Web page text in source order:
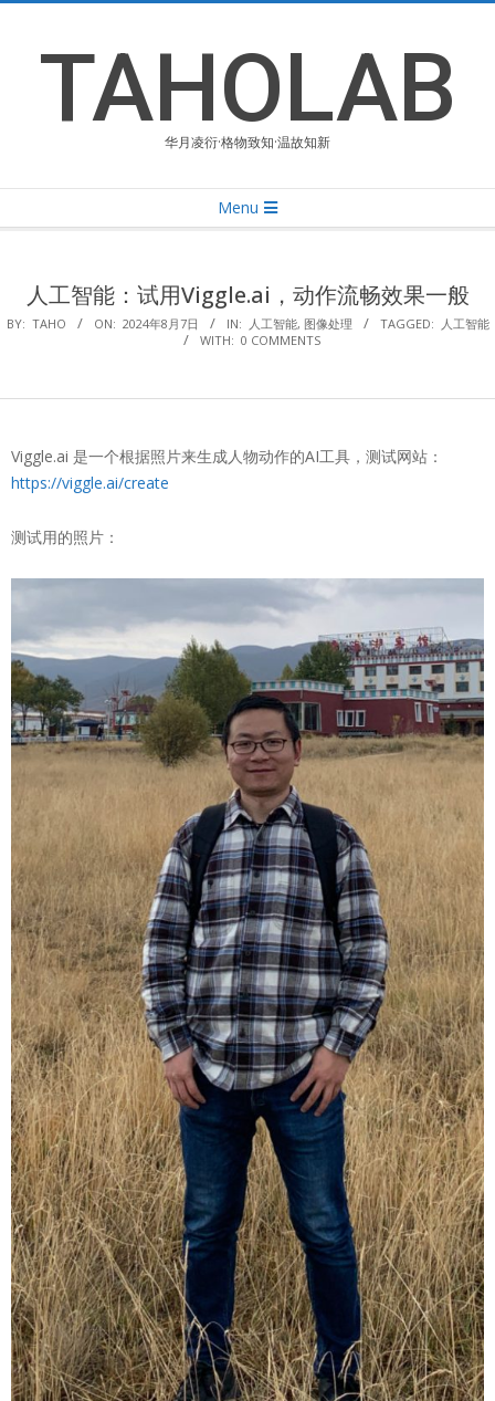
contentTAHOLAB
华月凌衍·格物致知·温故知新
Navigation
Menu
人工智能：试用Viggle.ai，动作流畅效果一般
BY: TAHO ON: 2024年8月7日 IN: 人工智能, 图像处理 TAGGED: 人工智能
WITH: 0 COMMENTS
Viggle.ai 是一个根据照片来生成人物动作的AI工具，测试网站：
https://viggle.ai/create
测试用的照片：